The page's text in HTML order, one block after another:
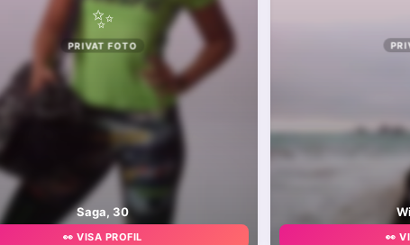
✨
PRIVAT FOTO
Saga, 30
👀 VISA PROFIL 👀